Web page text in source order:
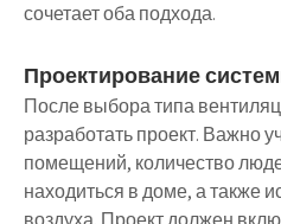
сочетает оба подхода.
Проектирование
После выбора типа
разработать проект. Важно
помещений, количество
находиться в доме, а также